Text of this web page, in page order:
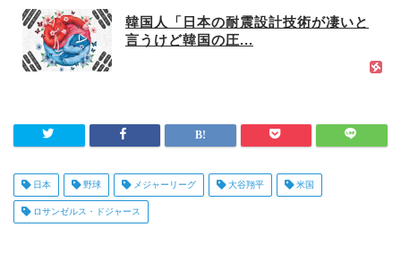
韓国人「日本の耐震設計技術が凄いと
言うけど韓国の圧...
日本 野球 メジャーリーグ 大谷翔平 米国
ロサンゼルス・ドジャース